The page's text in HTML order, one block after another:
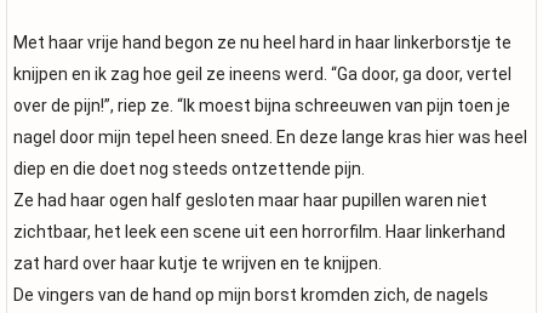
Met haar vrije hand begon ze nu heel hard in haar linkerborstje te
knijpen en ik zag hoe geil ze ineens werd. “Ga door, ga door, vertel
over de pijn!”, riep ze. “Ik moest bijna schreeuwen van pijn toen je
nagel door mijn tepel heen sneed. En deze lange kras hier was heel
diep en die doet nog steeds ontzettende pijn.
Ze had haar ogen half gesloten maar haar pupillen waren niet
zichtbaar, het leek een scene uit een horrorfilm. Haar linkerhand
zat hard over haar kutje te wrijven en te knijpen.
De vingers van de hand op mijn borst kromden zich, de nagels